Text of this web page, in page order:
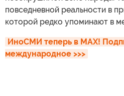
повседневной реальности в
которой редко упоминают в
ИноСМИ теперь в MAX!
международное >>>